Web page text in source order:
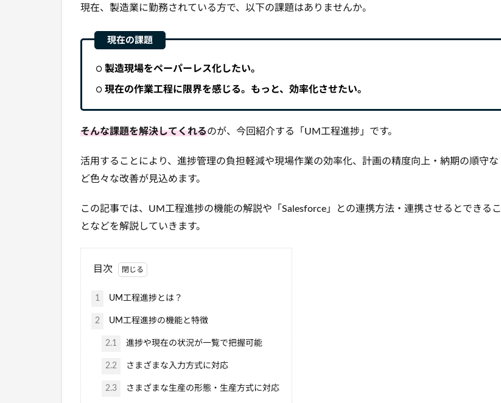
現在、製造業に勤務されている方で、以下の課題はありませんか。
製造現場をペーパーレス化したい。
現在の作業工程に限界を感じる。もっと、効率化させたい。
そんな課題を解決してくれるのが、今回紹介する「UM工程進捗」です。
活用することにより、進捗管理の負担軽減や現場作業の効率化、計画の精度向上・納期の順守な
ど色々な改善が見込めます。
この記事では、UM工程進捗の機能の解説や「Salesforce」との連携方法・連携させるとできるこ
となどを解説していきます。
目次
1 UM工程進捗とは？
2 UM工程進捗の機能と特徴
2.1 進捗や現在の状況が一覧で把握可能
2.2 さまざまな入力方式に対応
2.3 さまざまな生産の形態・生産方式に対応